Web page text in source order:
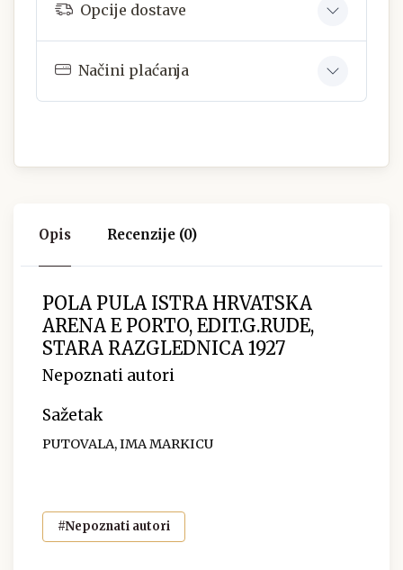
Opcije dostave
Načini plaćanja
Opis Recenzije (0)
POLA PULA ISTRA HRVATSKA
ARENA E PORTO, EDIT.G.RUDE,
STARA RAZGLEDNICA 1927
Nepoznati autori
Sažetak
PUTOVALA, IMA MARKICU
#Nepoznati autori